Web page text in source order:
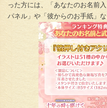
った方には、「あなたのお名前
パネル」や「彼からのお手紙」